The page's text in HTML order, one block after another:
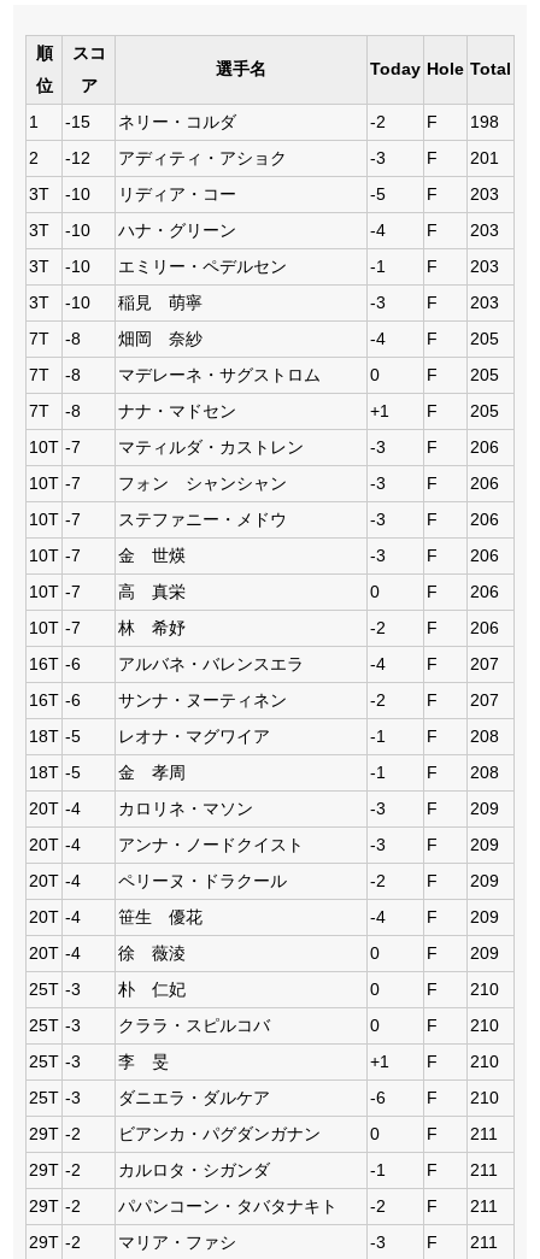
順
位
スコ
ア
選手名 Today Hole Total
1 -15 ネリー・コルダ -2 F
198
2
-12 アディティ・アショク -3 F
201
3T
-10 リディア・コー -5 F
203
3T
-10 ハナ・グリーン -4 F
203
3T
-10 エミリー・ペデルセン -1 F
203
3T
-10 稲見 萌寧 -3 F
203
7T
-8 畑岡 奈紗 -4 F
205
7T
-8 マデレーネ・サグストロム 0 F
205
7T
-8 ナナ・マドセン +1 F
205
10T -7 マティルダ・カストレン -3 F
206
10T -7 フォン シャンシャン -3 F
206
10T -7 ステファニー・メドウ -3 F
206
10T -7 金 世煐 -3 F
206
10T -7 高 真栄 0 F
206
10T -7 林 希妤 -2 F
206
16T -6 アルバネ・バレンスエラ -4 F
207
16T -6 サンナ・ヌーティネン -2 F
207
18T -5 レオナ・マグワイア -1 F
208
18T -5 金 孝周 -1 F
208
20T -4 カロリネ・マソン -3 F
209
20T -4 アンナ・ノードクイスト -3 F
209
20T -4 ペリーヌ・ドラクール -2 F
209
20T -4 笹生 優花 -4 F
209
20T -4 徐 薇淩 0 F
209
25T -3 朴 仁妃 0 F
210
25T -3 クララ・スピルコバ 0 F
210
25T -3 李 旻 +1 F
210
25T -3 ダニエラ・ダルケア -6 F
210
29T -2 ビアンカ・パグダンガナン 0 F
211
29T -2 カルロタ・シガンダ -1 F
211
29T -2 パパンコーン・タバタナキト -2 F
211
29T -2 マリア・ファシ -3 F 211